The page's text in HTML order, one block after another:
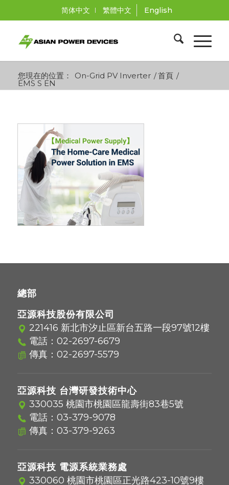
简体中文 繁體中文 English
您現在的位置： On-Grid PV Inverter /首頁 /
EMS S EN
總部
亞源科技股份有限公司
221416 新北市汐止區新台五路一段97號12樓
電話： 02-2697-6679
傳真：02-2697-5579
亞源科技 台灣研發技術中心
330035 桃園市桃園區龍壽街83巷5號
電話： 03-379-9078
傳真：03-379-9263
亞源科技 電源系統業務處
330060 桃園市桃園區正光路423-10號9樓